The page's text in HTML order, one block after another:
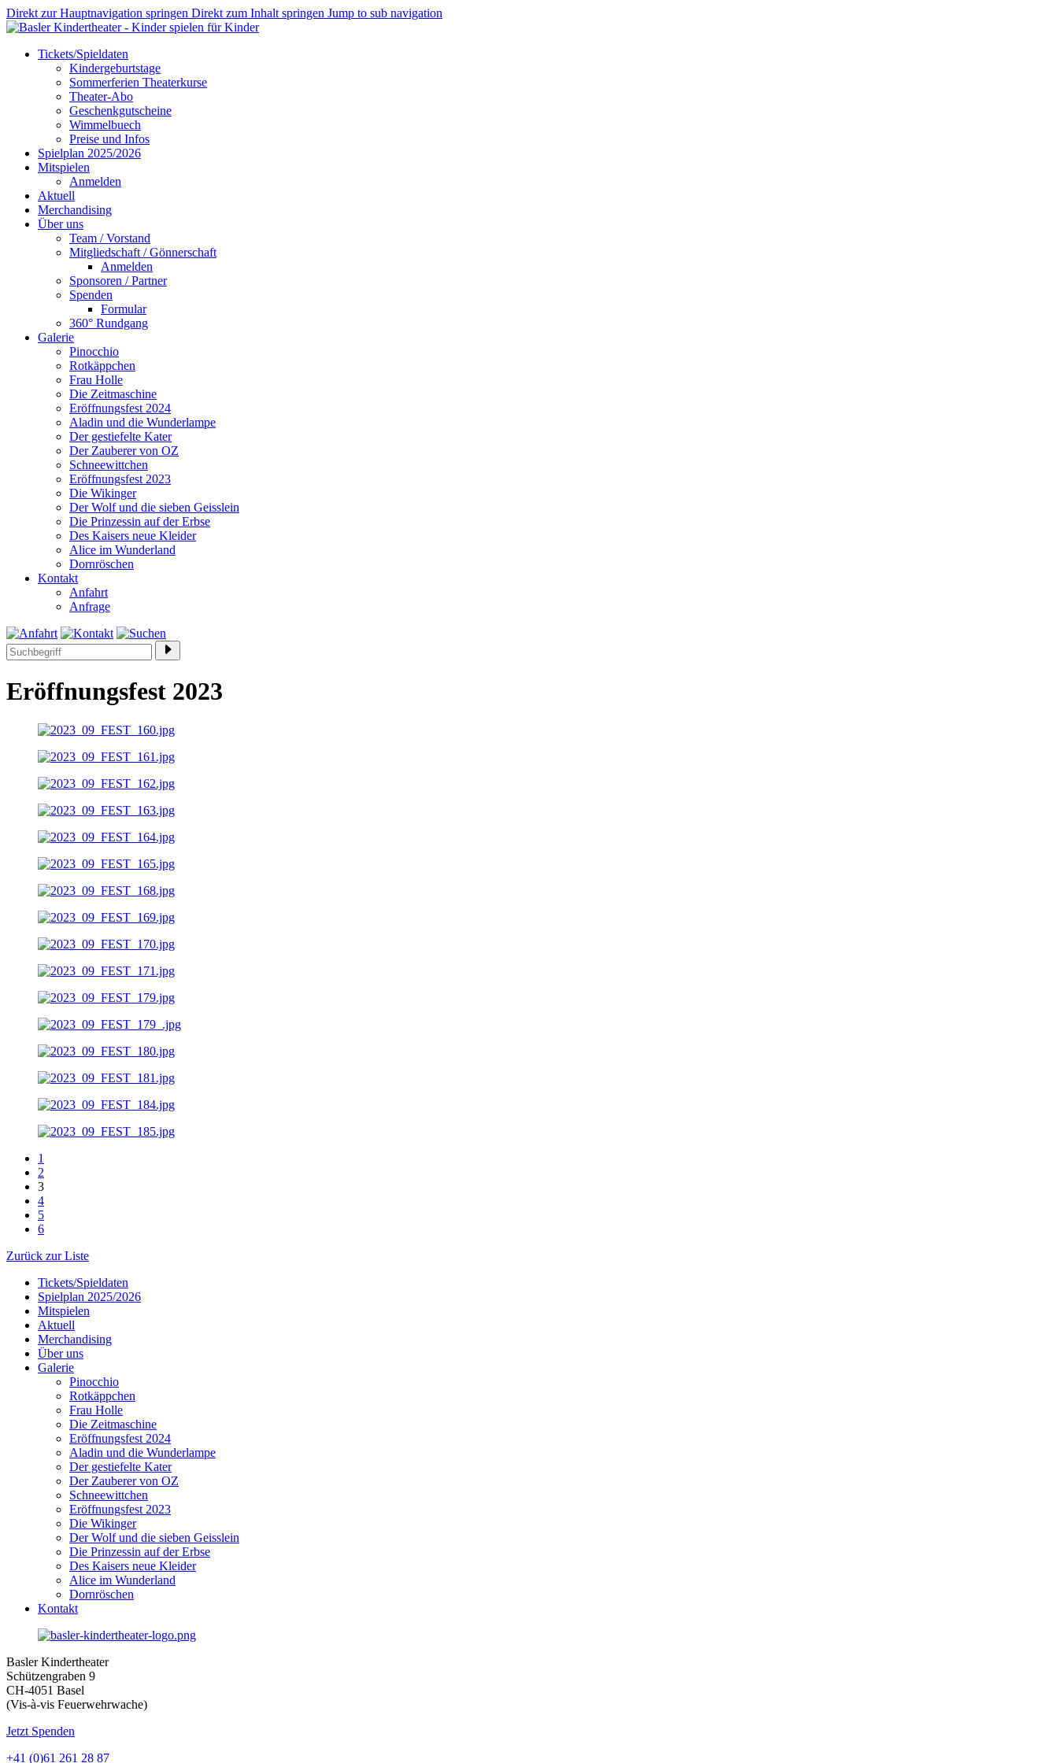
Direkt zur Hauptnavigation springen Direkt zum Inhalt springen Jump to sub navigation
Tickets/Spieldaten
Kindergeburtstage
Sommerferien Theaterkurse
Theater-Abo
Geschenkgutscheine
Wimmelbuech
Preise und Infos
Spielplan 2025/2026
Mitspielen
Anmelden
Aktuell
Merchandising
Über uns
Team / Vorstand
Mitgliedschaft / Gönnerschaft
Anmelden
Sponsoren / Partner
Spenden
Formular
360° Rundgang
Galerie
Pinocchio
Rotkäppchen
Frau Holle
Die Zeitmaschine
Eröffnungsfest 2024
Aladin und die Wunderlampe
Der gestiefelte Kater
Der Zauberer von OZ
Schneewittchen
Eröffnungsfest 2023
Die Wikinger
Der Wolf und die sieben Geisslein
Die Prinzessin auf der Erbse
Des Kaisers neue Kleider
Alice im Wunderland
Dornröschen
Kontakt
Anfahrt
Anfrage
Eröffnungsfest 2023
1
2
3
4
5
6
Zurück zur Liste
Tickets/Spieldaten
Spielplan 2025/2026
Mitspielen
Aktuell
Merchandising
Über uns
Galerie
Pinocchio
Rotkäppchen
Frau Holle
Die Zeitmaschine
Eröffnungsfest 2024
Aladin und die Wunderlampe
Der gestiefelte Kater
Der Zauberer von OZ
Schneewittchen
Eröffnungsfest 2023
Die Wikinger
Der Wolf und die sieben Geisslein
Die Prinzessin auf der Erbse
Des Kaisers neue Kleider
Alice im Wunderland
Dornröschen
Kontakt
Basler Kindertheater
Schützengraben 9
CH-4051 Basel
(Vis-à-vis Feuerwehrwache)
Jetzt Spenden
+41 (0)61 261 28 87